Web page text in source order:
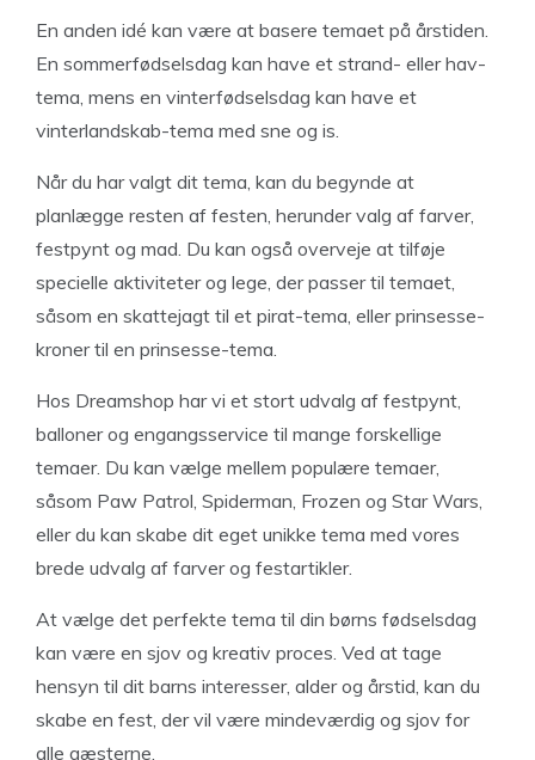
En anden idé kan være at basere temaet på årstiden.
En sommerfødselsdag kan have et strand- eller hav-
tema, mens en vinterfødselsdag kan have et
vinterlandskab-tema med sne og is.
Når du har valgt dit tema, kan du begynde at
planlægge resten af festen, herunder valg af farver,
festpynt og mad. Du kan også overveje at tilføje
specielle aktiviteter og lege, der passer til temaet,
såsom en skattejagt til et pirat-tema, eller prinsesse-
kroner til en prinsesse-tema.
Hos Dreamshop har vi et stort udvalg af festpynt,
balloner og engangsservice til mange forskellige
temaer. Du kan vælge mellem populære temaer,
såsom Paw Patrol, Spiderman, Frozen og Star Wars,
eller du kan skabe dit eget unikke tema med vores
brede udvalg af farver og festartikler.
At vælge det perfekte tema til din børns fødselsdag
kan være en sjov og kreativ proces. Ved at tage
hensyn til dit barns interesser, alder og årstid, kan du
skabe en fest, der vil være mindeværdig og sjov for
alle gæsterne.